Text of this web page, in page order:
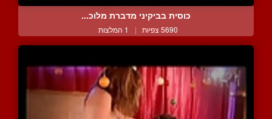
כוסית בביקיני מדברת מלוכ...
5690 צפיות | 1 המלצות